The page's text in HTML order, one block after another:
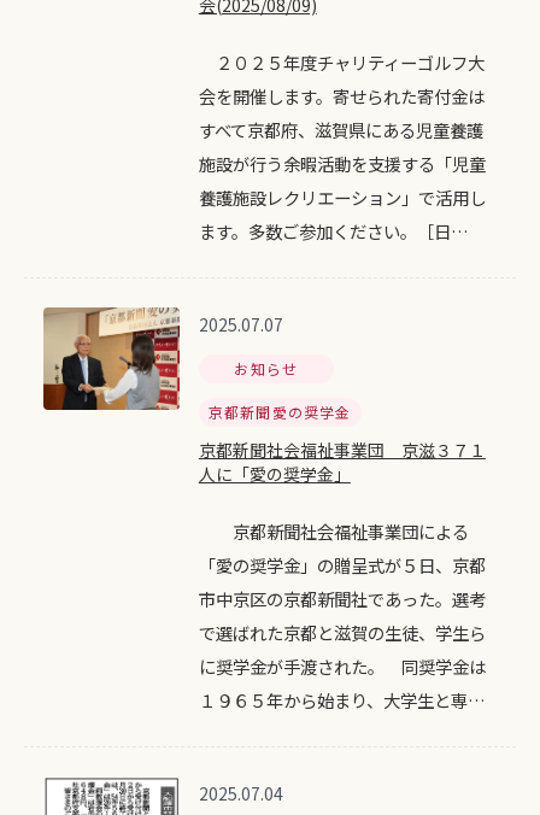
会(2025/08/09)
２０２５年度チャリティーゴルフ大
会を開催します。寄せられた寄付金は
すべて京都府、滋賀県にある児童養護
施設が行う余暇活動を支援する「児童
養護施設レクリエーション」で活用し
ます。多数ご参加ください。［日…
2025.07.07
お知らせ
京都新聞愛の奨学金
京都新聞社会福祉事業団 京滋３７１
人に「愛の奨学金」
京都新聞社会福祉事業団による
「愛の奨学金」の贈呈式が５日、京都
市中京区の京都新聞社であった。選考
で選ばれた京都と滋賀の生徒、学生ら
に奨学金が手渡された。 同奨学金は
１９６５年から始まり、大学生と専…
2025.07.04